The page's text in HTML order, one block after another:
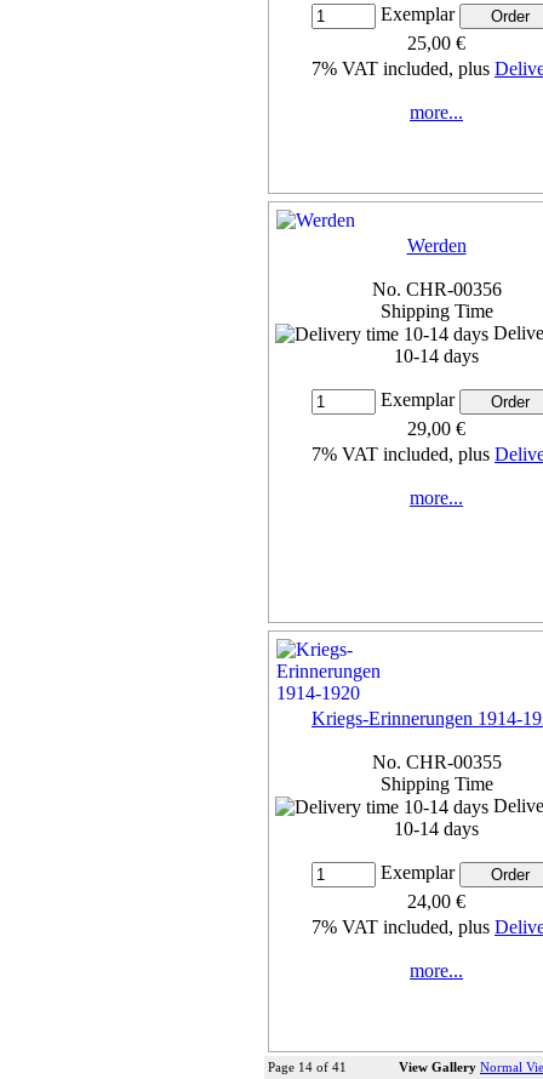
Exemplar
25,00 €
7% VAT included, plus
more...
Werden
No. CHR-00356
Shipping Time
10-14 days
Exemplar
29,00 €
7% VAT included, plus
more...
Kriegs-Erinnerungen 1914-
No. CHR-00355
Shipping Time
10-14 days
Exemplar
24,00 €
7% VAT included, plus
more...
Page 14 of 41 View Gallery Normal